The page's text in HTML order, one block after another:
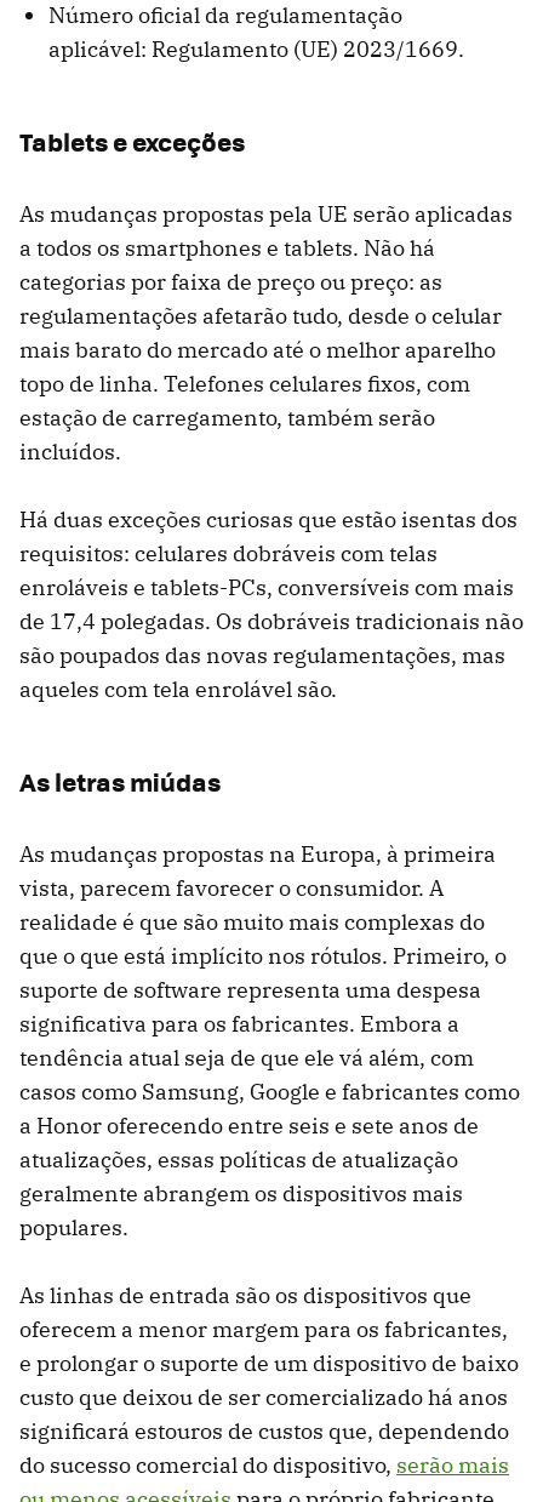
Número oficial da regulamentação
aplicável: Regulamento (UE) 2023/1669.
Tablets e exceções
As mudanças propostas pela UE serão aplicadas
a todos os smartphones e tablets. Não há
categorias por faixa de preço ou preço: as
regulamentações afetarão tudo, desde o celular
mais barato do mercado até o melhor aparelho
topo de linha. Telefones celulares fixos, com
estação de carregamento, também serão
incluídos.
Há duas exceções curiosas que estão isentas dos
requisitos: celulares dobráveis ​​com telas
enroláveis ​​e tablets-PCs, conversíveis com mais
de 17,4 polegadas. Os dobráveis ​​tradicionais não
são poupados das novas regulamentações, mas
aqueles com tela enrolável são.
As letras miúdas
As mudanças propostas na Europa, à primeira
vista, parecem favorecer o consumidor. A
realidade é que são muito mais complexas do
que o que está implícito nos rótulos. Primeiro, o
suporte de software representa uma despesa
significativa para os fabricantes. Embora a
tendência atual seja de que ele vá além, com
casos como Samsung, Google e fabricantes como
a Honor oferecendo entre seis e sete anos de
atualizações, essas políticas de atualização
geralmente abrangem os dispositivos mais
populares.
As linhas de entrada são os dispositivos que
oferecem a menor margem para os fabricantes,
e prolongar o suporte de um dispositivo de baixo
custo que deixou de ser comercializado há anos
significará estouros de custos que, dependendo
do sucesso comercial do dispositivo, serão mais